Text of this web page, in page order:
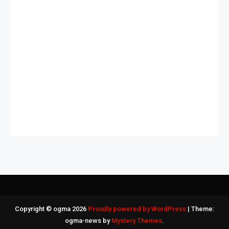
Copyright © ogma 2026 Proudly powered by WordPress | Theme:
ogma-news by Mystery Themes.